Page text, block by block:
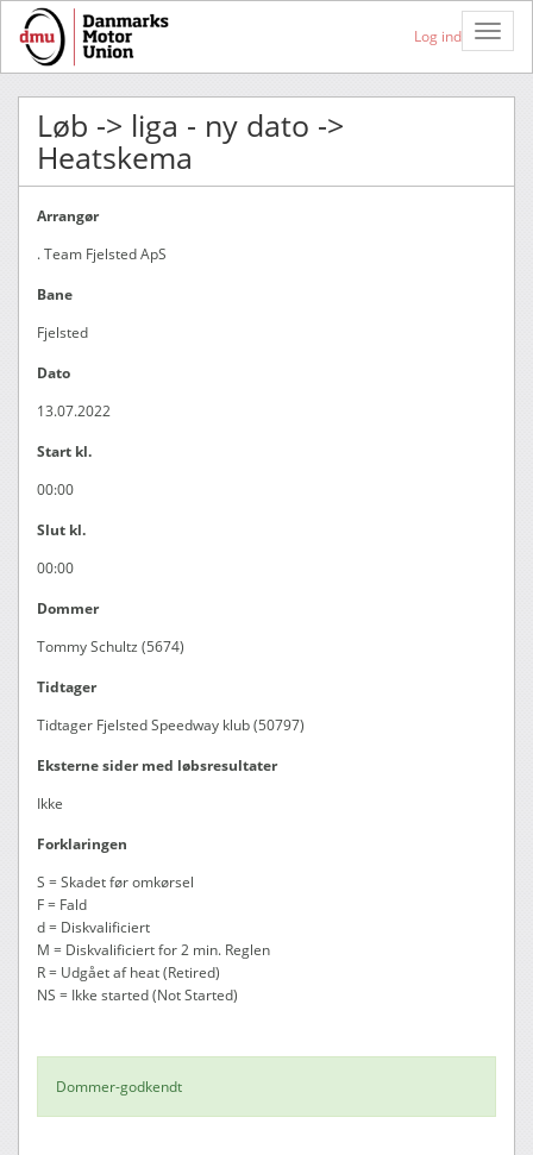
Toggle
Log ind
Løb -> liga - ny dato ->
Heatskema
Arrangør
. Team Fjelsted ApS
Bane
Fjelsted
Dato
13.07.2022
Start kl.
00:00
Slut kl.
00:00
Dommer
Tommy Schultz (5674)
Tidtager
Tidtager Fjelsted Speedway klub (50797)
Eksterne sider med løbsresultater
Ikke
Forklaringen
S = Skadet før omkørsel
F = Fald
d = Diskvalificiert
M = Diskvalificiert for 2 min. Reglen
R = Udgået af heat (Retired)
NS = Ikke started (Not Started)
Dommer-godkendt